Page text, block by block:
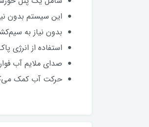
این سیستم بدون
بدون نیاز به
استفاده از انرژی
صدای ملایم آب
حرکت آب کمک